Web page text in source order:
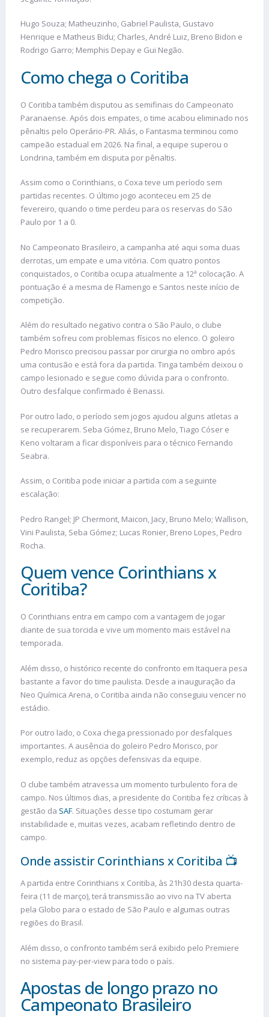
Hugo Souza; Matheuzinho, Gabriel Paulista, Gustavo
Henrique e Matheus Bidu; Charles, André Luiz, Breno Bidon e
Rodrigo Garro; Memphis Depay e Gui Negão.
Como chega o Coritiba
O Coritiba também disputou as semifinais do Campeonato
Paranaense. Após dois empates, o time acabou eliminado nos
pênaltis pelo Operário-PR. Aliás, o Fantasma terminou como
campeão estadual em 2026. Na final, a equipe superou o
Londrina, também em disputa por pênaltis.
Assim como o Corinthians, o Coxa teve um período sem
partidas recentes. O último jogo aconteceu em 25 de
fevereiro, quando o time perdeu para os reservas do São
Paulo por 1 a 0.
No Campeonato Brasileiro, a campanha até aqui soma duas
derrotas, um empate e uma vitória. Com quatro pontos
conquistados, o Coritiba ocupa atualmente a 12ª colocação. A
pontuação é a mesma de Flamengo e Santos neste início de
competição.
Além do resultado negativo contra o São Paulo, o clube
também sofreu com problemas físicos no elenco. O goleiro
Pedro Morisco precisou passar por cirurgia no ombro após
uma contusão e está fora da partida. Tinga também deixou o
campo lesionado e segue como dúvida para o confronto.
Outro desfalque confirmado é Benassi.
Por outro lado, o período sem jogos ajudou alguns atletas a
se recuperarem. Seba Gómez, Bruno Melo, Tiago Cóser e
Keno voltaram a ficar disponíveis para o técnico Fernando
Seabra.
Assim, o Coritiba pode iniciar a partida com a seguinte
escalação:
Pedro Rangel; JP Chermont, Maicon, Jacy, Bruno Melo; Wallison,
Vini Paulista, Seba Gómez; Lucas Ronier, Breno Lopes, Pedro
Rocha.
Quem vence Corinthians x
Coritiba?
O Corinthians entra em campo com a vantagem de jogar
diante de sua torcida e vive um momento mais estável na
temporada.
Além disso, o histórico recente do confronto em Itaquera pesa
bastante a favor do time paulista. Desde a inauguração da
Neo Química Arena, o Coritiba ainda não conseguiu vencer no
estádio.
Por outro lado, o Coxa chega pressionado por desfalques
importantes. A ausência do goleiro Pedro Morisco, por
exemplo, reduz as opções defensivas da equipe.
O clube também atravessa um momento turbulento fora de
campo. Nos últimos dias, a presidente do Coritiba fez críticas à
gestão da SAF. Situações desse tipo costumam gerar
instabilidade e, muitas vezes, acabam refletindo dentro de
campo.
Onde assistir Corinthians x Coritiba 📺
A partida entre Corinthians x Coritiba, às 21h30 desta quarta-
feira (11 de março), terá transmissão ao vivo na TV aberta
pela Globo para o estado de São Paulo e algumas outras
regiões do Brasil.
Além disso, o confronto também será exibido pelo Premiere
no sistema pay-per-view para todo o país.
Apostas de longo prazo no
Campeonato Brasileiro